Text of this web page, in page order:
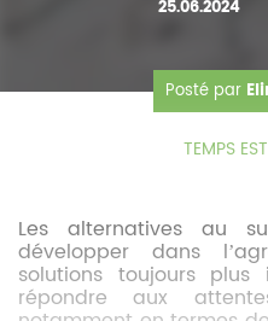
25.06.2024
Posté par
TEMPS
Les alternatives au
développer dans
solutions toujours plus
répondre aux